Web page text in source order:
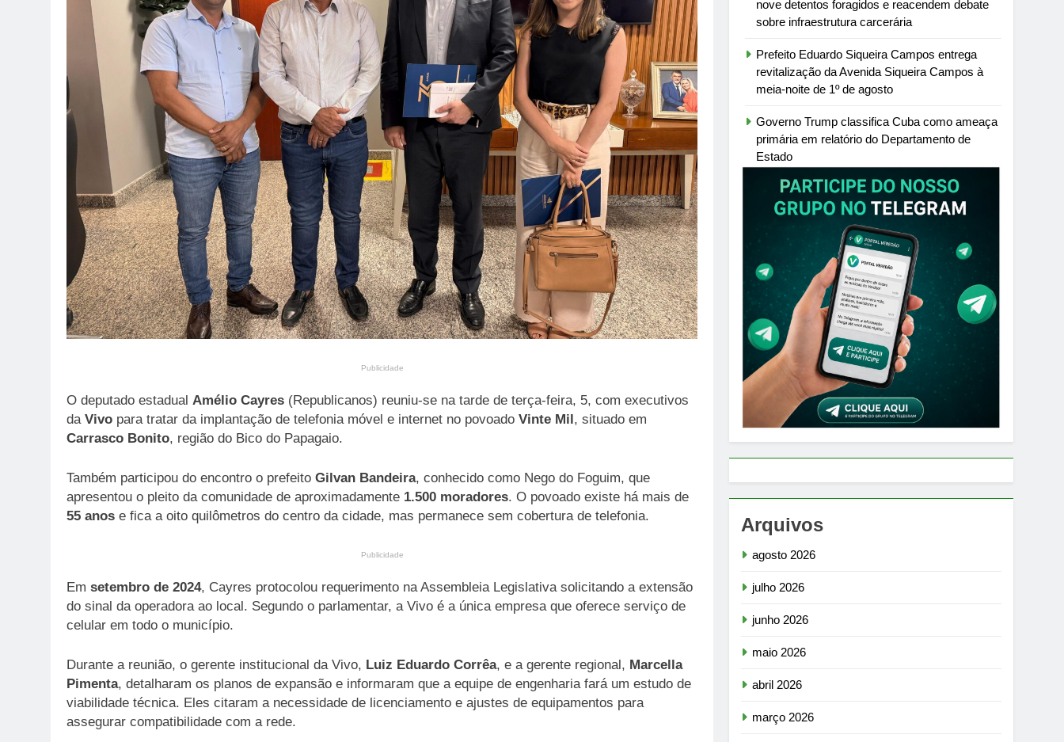
Publicidade
O deputado estadual Amélio Cayres (Republicanos) reuniu-se na tarde de terça-feira, 5, com executivos
da Vivo para tratar da implantação de telefonia móvel e internet no povoado Vinte Mil , situado em
Carrasco Bonito, região do Bico do Papagaio.
Também participou do encontro o prefeito Gilvan Bandeira, conhecido como Nego do Foguim, que
apresentou o pleito da comunidade de aproximadamente 1.500 moradores. O povoado existe há mais de
55 anos e fica a oito quilômetros do centro da cidade, mas permanece sem cobertura de telefonia.
Publicidade
Em setembro de 2024, Cayres protocolou requerimento na Assembleia Legislativa solicitando a extensão
do sinal da operadora ao local. Segundo o parlamentar, a Vivo é a única empresa que oferece serviço de
celular em todo o município.
Durante a reunião, o gerente institucional da Vivo, Luiz Eduardo Corrêa, e a gerente regional, Marcella
Pimenta, detalharam os planos de expansão e informaram que a equipe de engenharia fará um estudo de
viabilidade técnica. Eles citaram a necessidade de licenciamento e ajustes de equipamentos para
assegurar compatibilidade com a rede.
nove detentos foragidos e reacendem debate
sobre infraestrutura carcerária
Prefeito Eduardo Siqueira Campos entrega
revitalização da Avenida Siqueira Campos à
meia-noite de 1º de agosto
Governo Trump classifica Cuba como ameaça
primária em relatório do Departamento de
Estado
Arquivos
agosto 2026
julho 2026
junho 2026
maio 2026
abril 2026
março 2026